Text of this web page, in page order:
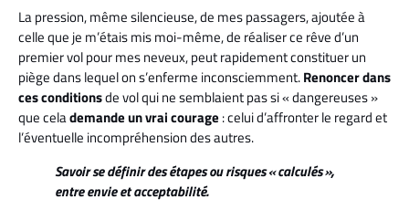
La pression, même silencieuse, de mes passagers, ajoutée à
celle que je m’étais mis moi-même, de réaliser ce rêve d’un
premier vol pour mes neveux, peut rapidement constituer un
piège dans lequel on s’enferme inconsciemment.Renoncer dans
ces conditionsde vol qui ne semblaient pas si « dangereuses »
que celademande un vrai courage: celui d’affronter le regard et
l’éventuelle incompréhension des autres.
Savoir se définir des étapes ou risques « calculés »,
entre envie et acceptabilité.